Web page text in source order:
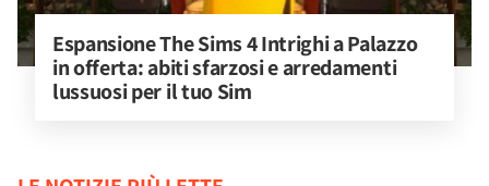
Espansione The Sims 4 Intrighi a Palazzo
in offerta: abiti sfarzosi e arredamenti
lussuosi per il tuo Sim